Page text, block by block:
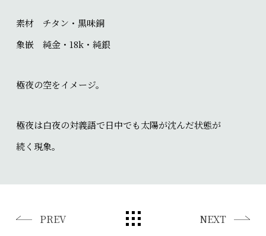
素材 チタン・黒味銅
象嵌 純金・18k・純銀
極夜の空をイメージ。
極夜は白夜の対義語で日中でも太陽が沈んだ状態が
続く現象。
PREV NEXT